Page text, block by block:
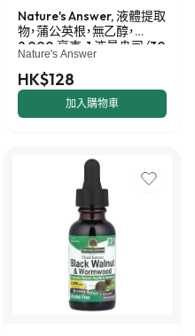
Nature's Answer, 液體提取
物，蒲公英根，無乙醇，
2,000 毫克，1 液量盎司（30
毫升）
Nature's Answer
HK$128
加入購物車